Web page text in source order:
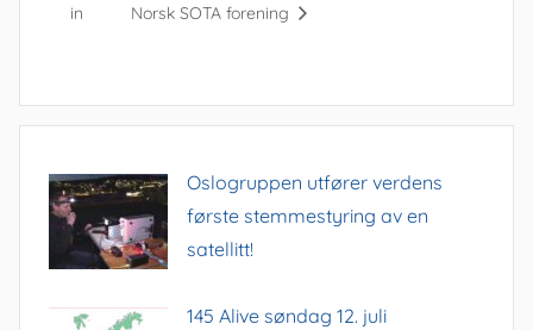
in
Norsk SOTA forening
Oslogruppen utfører verdens
første stemmestyring av en
satellitt!
145 Alive søndag 12. juli